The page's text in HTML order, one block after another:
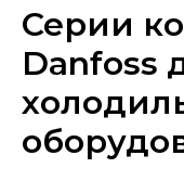
Серии
Danfoss